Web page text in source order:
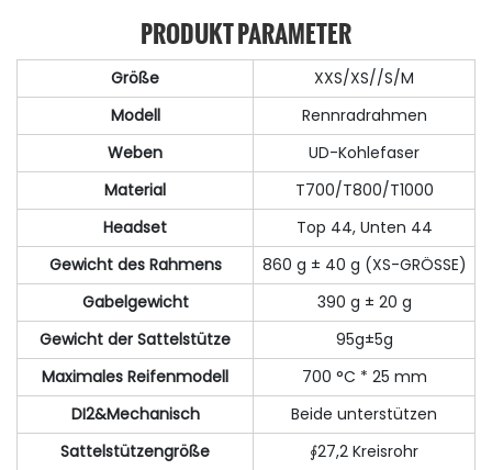
PRODUKT PARAMETER
Größe
XXS/XS//S/M
Modell
Rennradrahmen
Weben
UD-Kohlefaser
Material
T700/T800/T1000
Headset
Top 44, Unten 44
Gewicht des Rahmens
860 g ± 40 g (XS-GRÖSSE)
Gabelgewicht
390 g ± 20 g
Gewicht der Sattelstütze
95g±5g
Maximales Reifenmodell
700 °C * 25 mm
DI2&Mechanisch
Beide unterstützen
Sattelstützengröße
∮27,2 Kreisrohr